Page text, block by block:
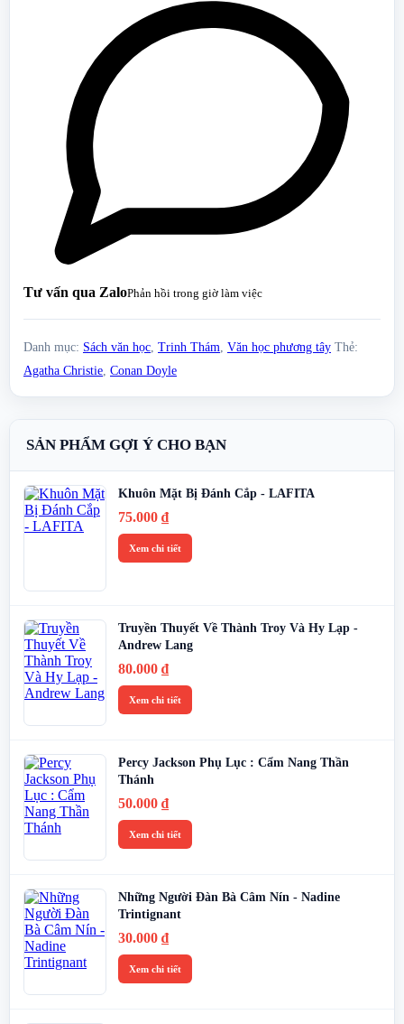
Tư vấn qua ZaloPhản hồi trong giờ làm việc
Danh mục: Sách văn học Trinh Thám Văn học phương tây Thẻ:
Agatha Christie Conan Doyle
SẢN PHẨM GỢI Ý CHO BẠN
Khuôn Mặt Bị Đánh Cắp - LAFITA
75.000 ₫
Xem chi tiết
Truyền Thuyết Về Thành Troy Và Hy Lạp -
Andrew Lang
80.000 ₫
Xem chi tiết
Percy Jackson Phụ Lục : Cẩm Nang Thần
Thánh
50.000 ₫
Xem chi tiết
Những Người Đàn Bà Câm Nín - Nadine
Trintignant
30.000 ₫
Xem chi tiết